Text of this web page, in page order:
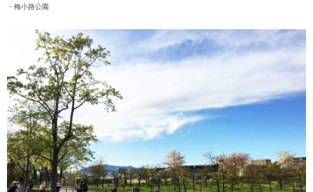
・梅小路公園